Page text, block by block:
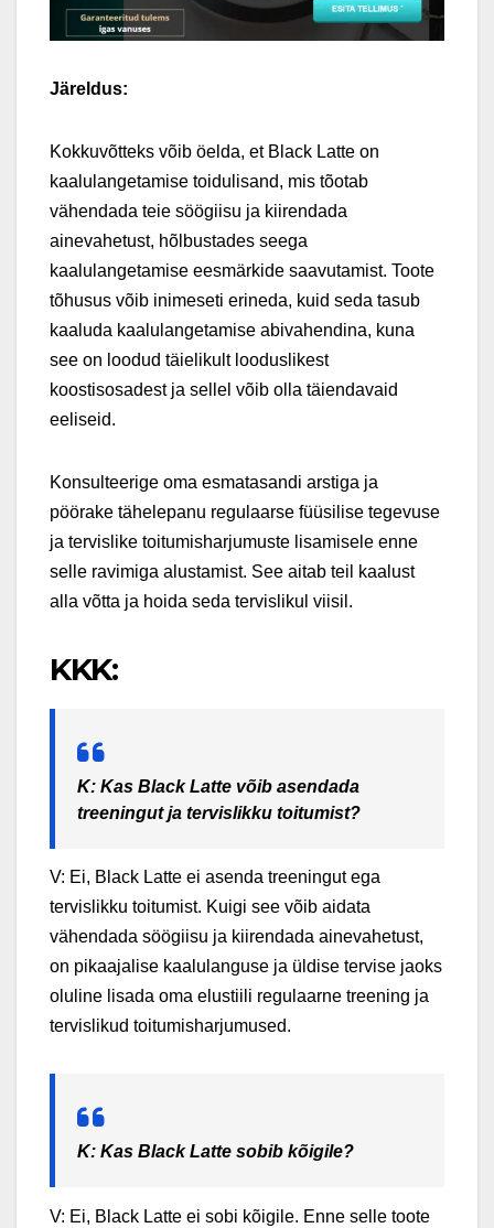
Järeldus:
Kokkuvõtteks võib öelda, et Black Latte on
kaalulangetamise toidulisand, mis tõotab
vähendada teie söögiisu ja kiirendada
ainevahetust, hõlbustades seega
kaalulangetamise eesmärkide saavutamist. Toote
tõhusus võib inimeseti erineda, kuid seda tasub
kaaluda kaalulangetamise abivahendina, kuna
see on loodud täielikult looduslikest
koostisosadest ja sellel võib olla täiendavaid
eeliseid.
Konsulteerige oma esmatasandi arstiga ja
pöörake tähelepanu regulaarse füüsilise tegevuse
ja tervislike toitumisharjumuste lisamisele enne
selle ravimiga alustamist. See aitab teil kaalust
alla võtta ja hoida seda tervislikul viisil.
KKK:
K: Kas Black Latte võib asendada
treeningut ja tervislikku toitumist?
V: Ei, Black Latte ei asenda treeningut ega
tervislikku toitumist. Kuigi see võib aidata
vähendada söögiisu ja kiirendada ainevahetust,
on pikaajalise kaalulanguse ja üldise tervise jaoks
oluline lisada oma elustiili regulaarne treening ja
tervislikud toitumisharjumused.
K: Kas Black Latte sobib kõigile?
V: Ei, Black Latte ei sobi kõigile. Enne selle toote